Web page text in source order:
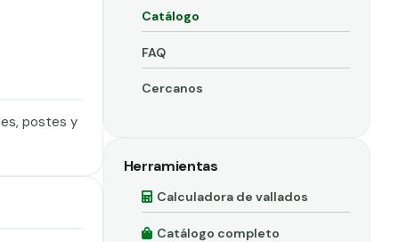
postes y
Catálogo
FAQ
Cercanos
Herramientas
Calculadora de vallados
Catálogo completo